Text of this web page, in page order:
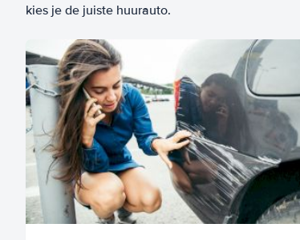
kies je de juiste huurauto.